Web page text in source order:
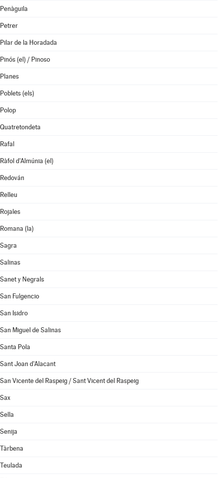
Penàguila
Petrer
Pilar de la Horadada
Pinós (el) / Pinoso
Planes
Poblets (els)
Polop
Quatretondeta
Rafal
Ràfol d'Almúnia (el)
Redován
Relleu
Rojales
Romana (la)
Sagra
Salinas
Sanet y Negrals
San Fulgencio
San Isidro
San Miguel de Salinas
Santa Pola
Sant Joan d'Alacant
San Vicente del Raspeig / Sant Vicent del Raspeig
Sax
Sella
Senija
Tàrbena
Teulada